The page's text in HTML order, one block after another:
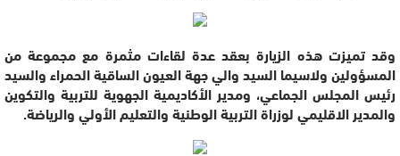
وقد تميزت هذه الزيارة بعقد عدة لقاءات مثمرة مع مجموعة من
المسؤولين ولاسيما السيد والي جهة العيون الساقية الحمراء والسيد
رئيس المجلس الجماعي، ومدير الأكاديمية الجهوية للتربية والتكوين
والمدير الاقليمي لوزراة التربية الوطنية والتعليم الأولي والرياضة.